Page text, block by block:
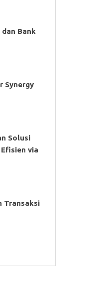
dan Bank
Synergy
Solusi
via
Transaksi